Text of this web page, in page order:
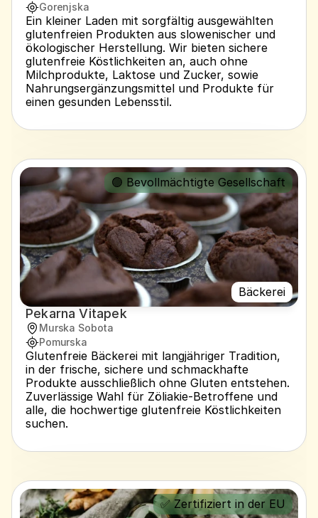
Gorenjska
Ein kleiner Laden mit sorgfältig ausgewählten
glutenfreien Produkten aus slowenischer und
ökologischer Herstellung. Wir bieten sichere
glutenfreie Köstlichkeiten an, auch ohne
Milchprodukte, Laktose und Zucker, sowie
Nahrungsergänzungsmittel und Produkte für
einen gesunden Lebensstil.
Bäckerei
🟢 Bevollmächtigte Gesellschaft
Pekarna Vitapek
Murska Sobota
Pomurska
Glutenfreie Bäckerei mit langjähriger Tradition,
in der frische, sichere und schmackhafte
Produkte ausschließlich ohne Gluten entstehen.
Zuverlässige Wahl für Zöliakie-Betroffene und
alle, die hochwertige glutenfreie Köstlichkeiten
suchen.
✅ Zertifiziert in der EU